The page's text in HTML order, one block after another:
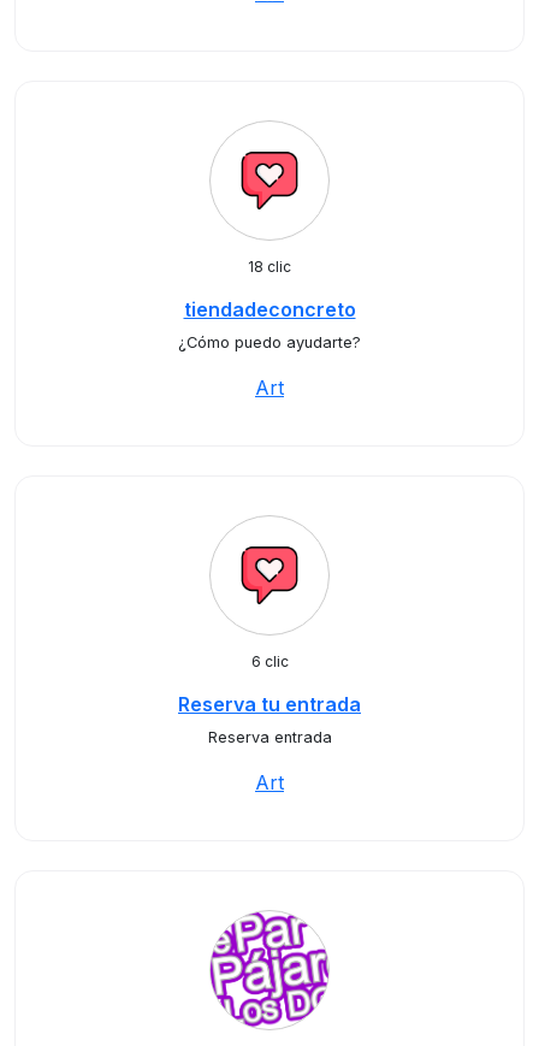
18 clic
tiendadeconcreto
¿Cómo puedo ayudarte?
Art
6 clic
Reserva tu entrada
Reserva entrada
Art